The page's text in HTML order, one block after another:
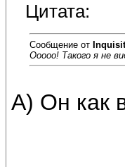
Цитата:
Сообщение от
Ооооо! Такого я не
А) Он как